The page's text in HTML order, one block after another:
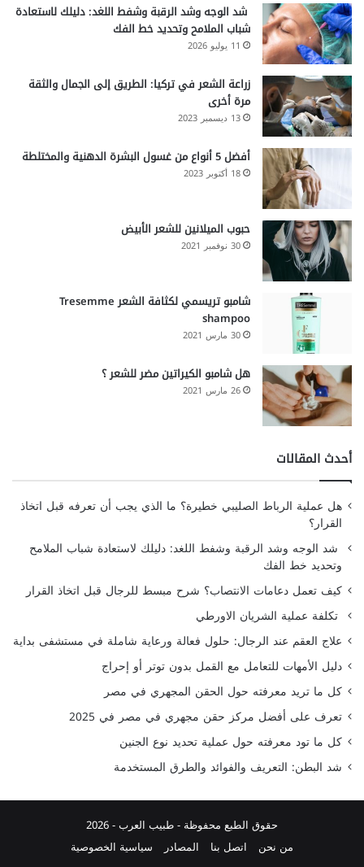
شد الوجه وشد الرقبة وشفط اللغد: دليلك لاستعادة
شباب الملامح وتحديد خط الفك
11 يوليو 2026
زراعة الشعر في تركيا: الطريق إلى الجمال والثقة
مرة أخرى
13 ديسمبر 2023
أفضل 5 أنواع من غسول البشرة الدهنية والمختلطة
18 أكتوبر 2023
حبوب الميلانين للشعر الأبيض
30 نوفمبر 2021
شامبو تريسمي لكثافة الشعر Tresemme
shampoo
30 مارس 2021
هل شامبو الكيراتين مضر للشعر ؟
26 مارس 2021
أحدث المقالات
هل عملية الرباط الصليبي خطيرة؟ ما الذي يجب أن تعرفه قبل اتخاذ
القرار؟
شد الوجه وشد الرقبة وشفط اللغد: دليلك لاستعادة شباب الملامح
وتحديد خط الفك
كيف تعمل دعامات الانتصاب؟ شرح مبسط للرجال قبل اتخاذ القرار
تكلفة عملية الشريان الاورطي
علاج العقم عند الرجال: حلول فعالة ورعاية شاملة في مستشفى بداية
دليل الأمهات للتعامل مع القمل بدون توتر أو إحراج
كل ما تريد معرفته حول الحقن المجهري في مصر
تعرف على أفضل مركز حقن مجهري في مصر في 2025
كل ما تود معرفته حول عملية تحديد نوع الجنين
شد البطن: التعريف والفوائد والطرق المستخدمة
حقوق الطبع محفوظة -طبيب العرب- 2026
من نحن
اتصل بنا المصادر سياسية الخصوصية